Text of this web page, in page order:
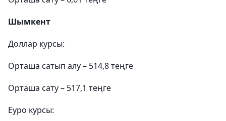
Шымкент
Доллар курсы:
Орташа сатып алу – 514,8 теңге
Орташа сату – 517,1 теңге
Еуро курсы: